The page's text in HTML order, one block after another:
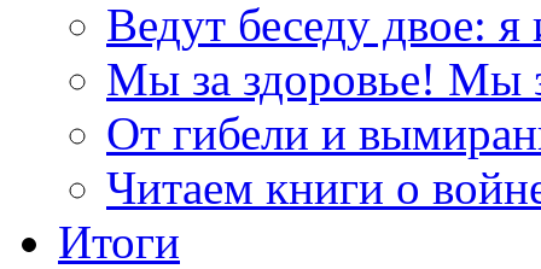
Ведут беседу двое: я
Мы за здоровье! Мы
От гибели и
Читаем книги о
Итоги